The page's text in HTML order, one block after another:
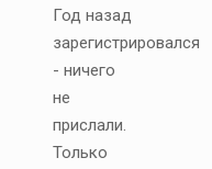
Год назад
зарегистрировался
- ничего
не
прислали.
Только